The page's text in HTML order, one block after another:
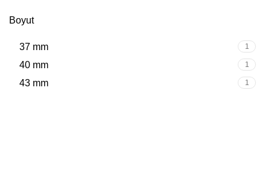
Boyut
37 mm 1
40 mm 1
43 mm 1